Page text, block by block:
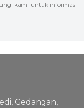
kami untuk informasi
Gedangan,